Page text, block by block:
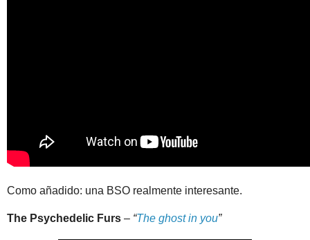
Como añadido: una BSO realmente interesante.
The Psychedelic Furs – “The ghost in you”